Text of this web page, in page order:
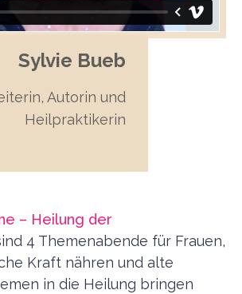
Sylvie Bueb
Autorin und
Heilpraktikerin
– Heilung der
4 Themenabende für Frauen,
Kraft nähren und alte
in die Heilung bringen